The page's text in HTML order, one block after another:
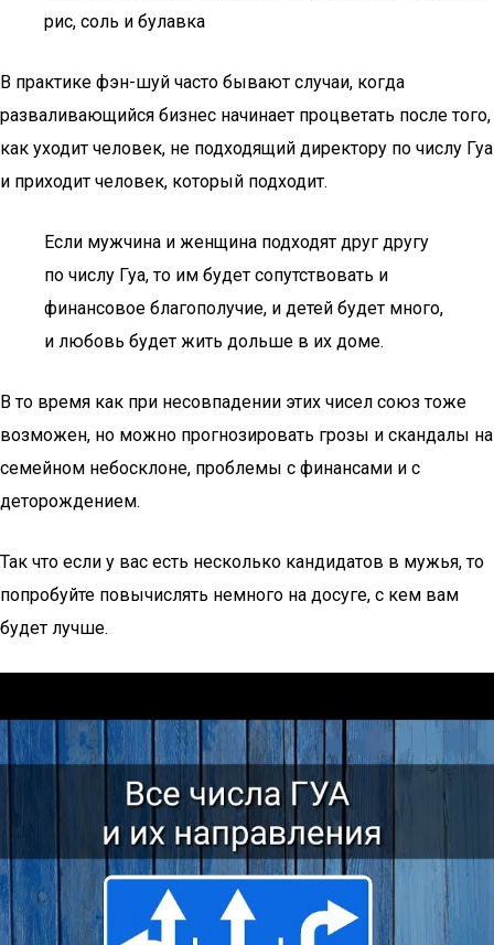
рис, соль и булавка
В практике фэн-шуй часто бывают случаи, когда
разваливающийся бизнес начинает процветать после того,
как уходит человек, не подходящий директору по числу Гуа
и приходит человек, который подходит.
Если мужчина и женщина подходят друг другу
по числу Гуа, то им будет сопутствовать и
финансовое благополучие, и детей будет много,
и любовь будет жить дольше в их доме.
В то время как при несовпадении этих чисел союз тоже
возможен, но можно прогнозировать грозы и скандалы на
семейном небосклоне, проблемы с финансами и с
деторождением.
Так что если у вас есть несколько кандидатов в мужья, то
попробуйте повычислять немного на досуге, с кем вам
будет лучше.